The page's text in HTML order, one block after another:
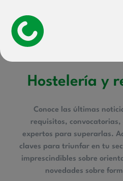
Portada»
Hostelería y
Conoce las últimas
requisitos, convocatorias,
expertos para superarlas.
claves para triunfar en tu
imprescindibles sobre
novedades sobre